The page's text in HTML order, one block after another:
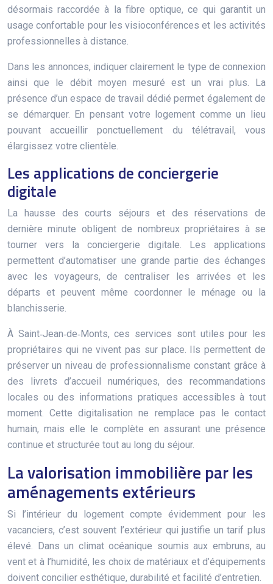
désormais raccordée à la fibre optique, ce qui garantit un
usage confortable pour les visioconférences et les activités
professionnelles à distance.
Dans les annonces, indiquer clairement le type de connexion
ainsi que le débit moyen mesuré est un vrai plus. La
présence d’un espace de travail dédié permet également de
se démarquer. En pensant votre logement comme un lieu
pouvant accueillir ponctuellement du télétravail, vous
élargissez votre clientèle.
Les applications de conciergerie
digitale
La hausse des courts séjours et des réservations de
dernière minute obligent de nombreux propriétaires à se
tourner vers la conciergerie digitale. Les applications
permettent d’automatiser une grande partie des échanges
avec les voyageurs, de centraliser les arrivées et les
départs et peuvent même coordonner le ménage ou la
blanchisserie.
À Saint‑Jean‑de‑Monts, ces services sont utiles pour les
propriétaires qui ne vivent pas sur place. Ils permettent de
préserver un niveau de professionnalisme constant grâce à
des livrets d’accueil numériques, des recommandations
locales ou des informations pratiques accessibles à tout
moment. Cette digitalisation ne remplace pas le contact
humain, mais elle le complète en assurant une présence
continue et structurée tout au long du séjour.
La valorisation immobilière par les
aménagements extérieurs
Si l’intérieur du logement compte évidemment pour les
vacanciers, c’est souvent l’extérieur qui justifie un tarif plus
élevé. Dans un climat océanique soumis aux embruns, au
vent et à l’humidité, les choix de matériaux et d’équipements
doivent concilier esthétique, durabilité et facilité d’entretien.